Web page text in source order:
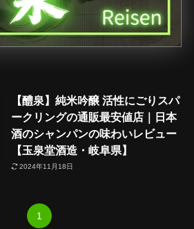
【醴泉】純米吟醸 活性にごりスパ
ークリングの通販最安値店｜日本
酒のシャンパンの味わいレビュー
【玉泉堂酒造・岐阜県】
2024年11月18日
1